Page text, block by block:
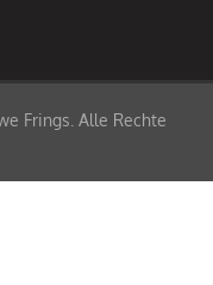
Frings. Alle Rechte